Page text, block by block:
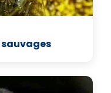
sauvages